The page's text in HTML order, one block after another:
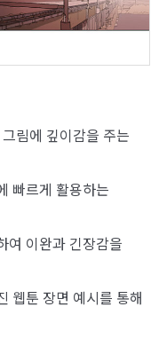
림에 깊이감을 주는
빠르게 활용하는
여 이완과 긴장감을
웹툰 장면 예시를 통해